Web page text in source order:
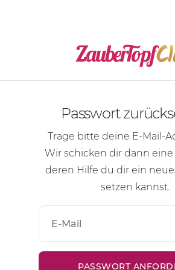
Passwort
Trage bitte deine E-Mail-
Wir schicken dir dann eine
deren Hilfe du dir ein
setzen kannst.